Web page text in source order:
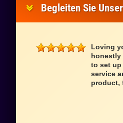
Begleiten Sie
Loving
honestly
to set up
service
product,